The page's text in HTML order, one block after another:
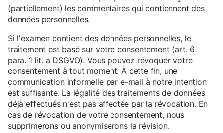
(partiellement) les commentaires qui contiennent des
données personnelles.
Si l'examen contient des données personnelles, le
traitement est basé sur votre consentement (art. 6
para. 1 lit. a DSGVO). Vous pouvez révoquer votre
consentement à tout moment. À cette fin, une
communication informelle par e-mail à notre intention
est suffisante. La légalité des traitements de données
déjà effectués n'est pas affectée par la révocation. En
cas de révocation de votre consentement, nous
supprimerons ou anonymiserons la révision.